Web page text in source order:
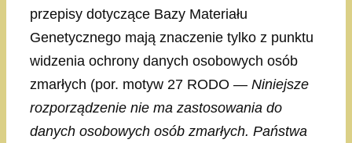
przepisy dotyczące Bazy Materiału
Genetycznego mają znaczenie tylko z punktu
widzenia ochrony danych osobowych osób
zmarłych (por. motyw 27 RODO — Niniejsze
rozporządzenie nie ma zastosowania do
danych osobowych osób zmarłych. Państwa